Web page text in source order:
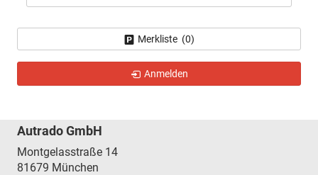
Merkliste (0)
Anmelden
Autrado GmbH
Montgelasstraße 14
81679 München